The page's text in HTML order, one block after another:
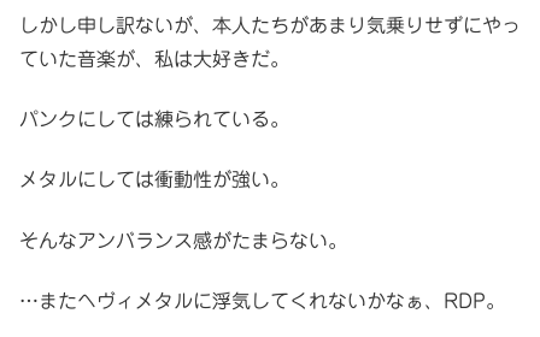
しかし申し訳ないが、本人たちがあまり気乗りせずにやっ
ていた音楽が、私は大好きだ。
パンクにしては練られている。
メタルにしては衝動性が強い。
そんなアンバランス感がたまらない。
…またヘヴィメタルに浮気してくれないかなぁ、RDP。